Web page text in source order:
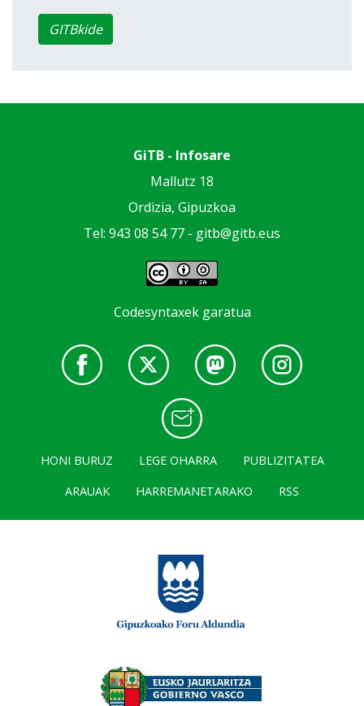
GITBkide
GiTB - Infosare
Mallutz 18
Ordizia, Gipuzkoa
Tel: 943 08 54 77 - gitb@gitb.eus
Codesyntaxek garatua
HONI BURUZ LEGE OHARRA
PUBLIZITATEA
ARAUAK
HARREMANETARAKO RSS